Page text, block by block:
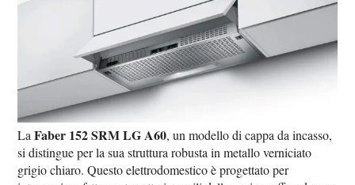
LaFaber 152 SRM LG A60, un modello di cappa da incasso,
si distingue per la sua struttura robusta in metallo verniciato
grigio chiaro. Questo elettrodomestico è progettato per